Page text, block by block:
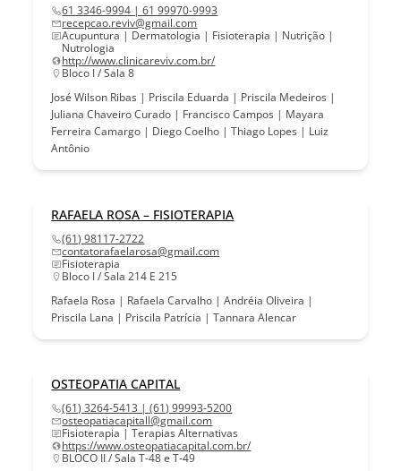
61 3346-9994 | 61 99970-9993
recepcao.reviv@gmail.com
Acupuntura | Dermatologia | Fisioterapia | Nutrição |
Nutrologia
http://www.clinicareviv.com.br/
Bloco I / Sala 8
José Wilson Ribas | Priscila Eduarda | Priscila Medeiros |
Juliana Chaveiro Curado | Francisco Campos | Mayara
Ferreira Camargo | Diego Coelho | Thiago Lopes | Luiz
Antônio
RAFAELA ROSA – FISIOTERAPIA
(61) 98117-2722
contatorafaelarosa@gmail.com
Fisioterapia
Bloco I / Sala 214 E 215
Rafaela Rosa | Rafaela Carvalho | Andréia Oliveira |
Priscila Lana | Priscila Patrícia | Tannara Alencar
OSTEOPATIA CAPITAL
(61) 3264-5413 | (61) 99993-5200
osteopatiacapitall@gmail.com
Fisioterapia | Terapias Alternativas
https://www.osteopatiacapital.com.br/
BLOCO II / Sala T-48 e T-49